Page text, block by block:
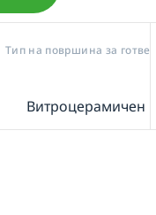
Тип на површина за
Витроцерамичен